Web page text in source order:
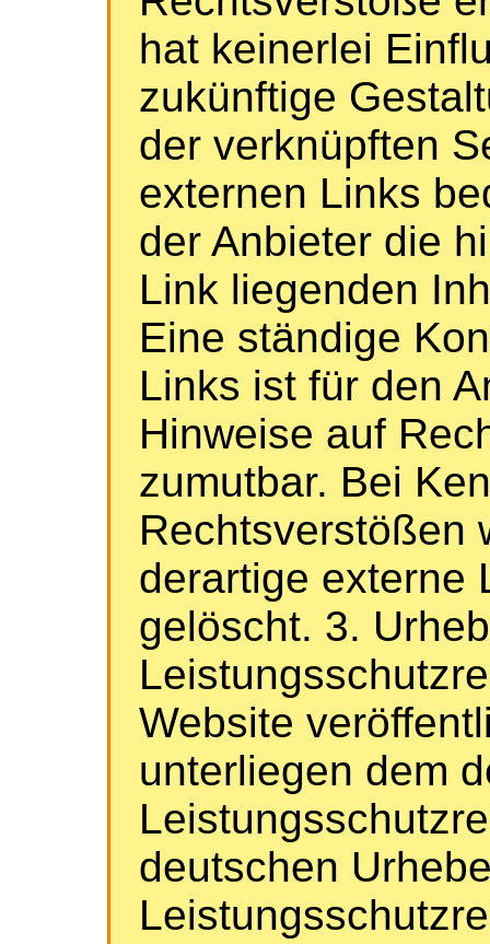
hat keinerlei
zukünftige
der verknüpften
externen Links
der Anbieter die
Link liegenden
Eine ständige
Links ist für den
Hinweise auf
zumutbar. Bei
Rechtsverstößen
derartige externe
gelöscht. 3.
Website
unterliegen dem
deutschen